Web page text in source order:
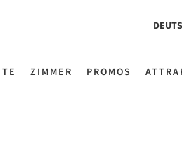
ZIMMER PROMOS